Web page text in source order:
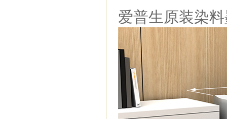
爱普生原装染